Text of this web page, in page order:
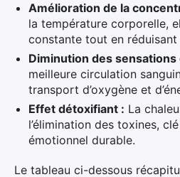
Amélioration de la
la température corporelle,
constante tout en réduisant
Diminution des sensations
meilleure circulation
transport d’oxygène et
Effet détoxifiant : La
l’élimination des toxines,
émotionnel durable.
Le tableau ci-dessous